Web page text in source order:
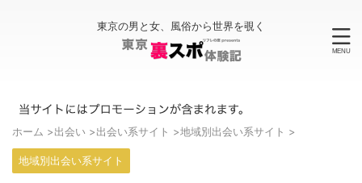
東京の男と女、風俗から世界を覗く
ホーム >出会い >出会い系サイト >地域別出会い系サイト >
地域別出会い系サイト